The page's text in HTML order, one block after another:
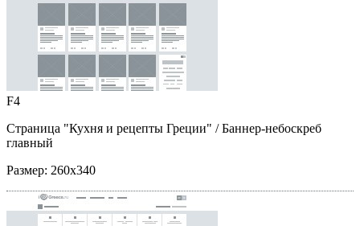
F4
Страница "Кухня и рецепты Греции" / Баннер-небоскреб
главный
Размер: 260x340